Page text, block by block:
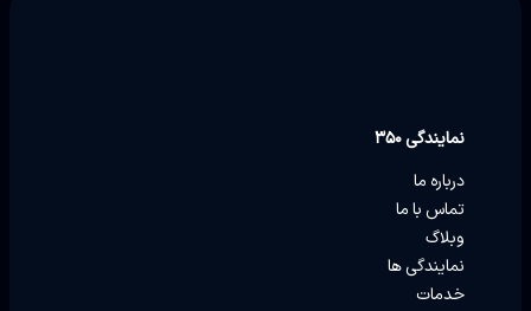
نمایندگی ۳۵۰
درباره ما
تماس با ما
وبلاگ
نمایندگی ها
خدمات